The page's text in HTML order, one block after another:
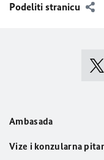
Podeliti stranicu
Ambasada
Vize i konzularna